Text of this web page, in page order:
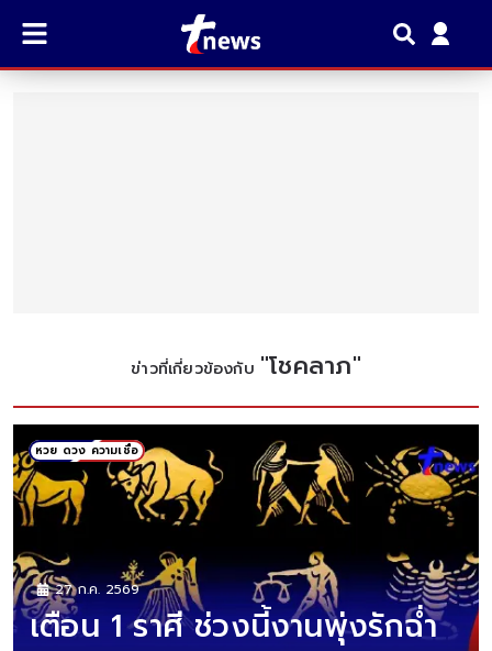
ข่าวที่เกี่ยวข้องกับ "โชคลาภ"
หวย ดวง ความเชื่อ
27 ก.ค. 2569
เตือน 1 ราศี ช่วงนี้งานพุ่งรักฉ่ำ